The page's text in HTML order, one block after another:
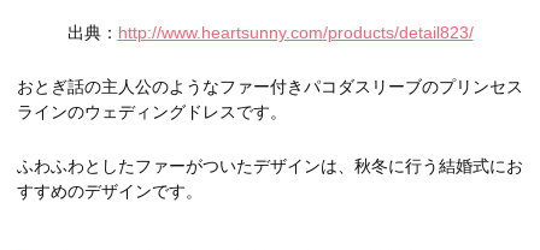
出典： http://www.heartsunny.com/products/detail823/
おとぎ話の主人公のようなファー付きパコダスリーブのプリンセス
ラインのウェディングドレスです。
ふわふわとしたファーがついたデザインは、秋冬に行う結婚式にお
すすめのデザインです。